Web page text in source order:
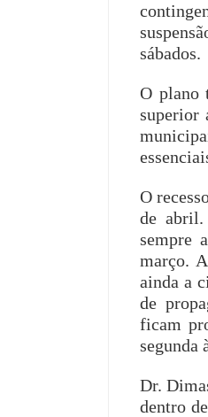
sábados.
O plano
superior
O
de
sempre
março.
ainda a
de
ficam
segunda
Dr.
dentro